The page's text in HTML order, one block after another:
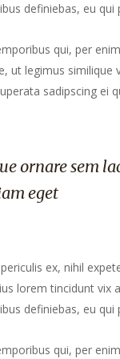
definiebas, eu qui
qui, per
ut legimus
sadipscing ei
ornare sem
eget
ex, nihil
lorem tincidunt
definiebas, eu qui
qui, per